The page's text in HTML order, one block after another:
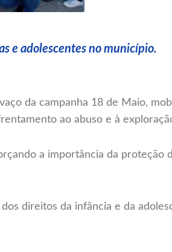
e adolescentes no município.
da campanha 18 de Maio,
ao abuso e à
a importância da proteção
direitos da infância e da